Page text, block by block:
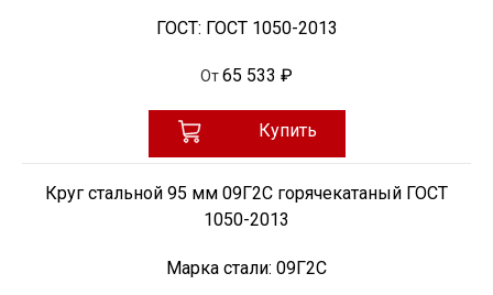
ГОСТ: ГОСТ 1050-2013
От65 533 ₽
Купить
Круг стальной 95 мм 09Г2С горячекатаный ГОСТ
1050-2013
Марка стали: 09Г2С